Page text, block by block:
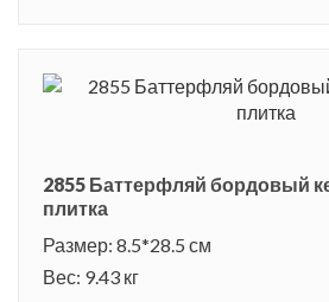
2855 Баттерфляй бордовый
плитка
Размер: 8.5*28.5 см
Вес: 9.43 кг